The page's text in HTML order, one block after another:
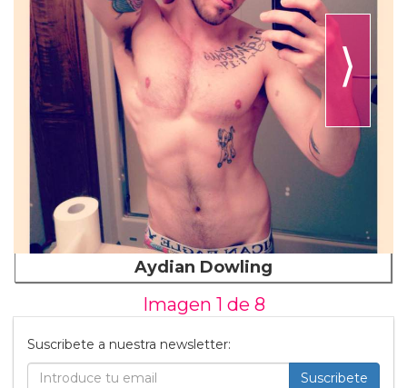
⟩
Aydian Dowling
Imagen 1 de 8
Suscribete a nuestra newsletter:
Suscribete